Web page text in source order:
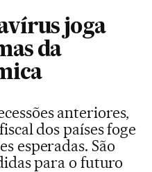
joga
da
anteriores,
dos países foge
esperadas. São
para o futuro